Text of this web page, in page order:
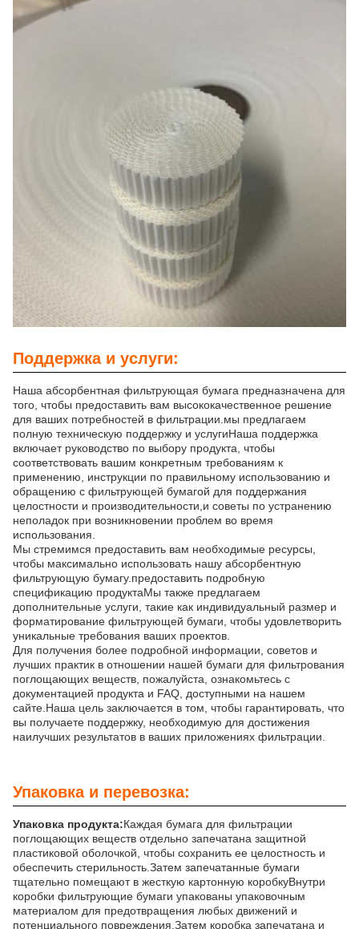
Поддержка и услуги:
Наша абсорбентная фильтрующая бумага предназначена для
того, чтобы предоставить вам высококачественное решение
для ваших потребностей в фильтрации.мы предлагаем
полную техническую поддержку и услугиНаша поддержка
включает руководство по выбору продукта, чтобы
соответствовать вашим конкретным требованиям к
применению, инструкции по правильному использованию и
обращению с фильтрующей бумагой для поддержания
целостности и производительности,и советы по устранению
неполадок при возникновении проблем во время
использования.
Мы стремимся предоставить вам необходимые ресурсы,
чтобы максимально использовать нашу абсорбентную
фильтрующую бумагу.предоставить подробную
спецификацию продуктаМы также предлагаем
дополнительные услуги, такие как индивидуальный размер и
форматирование фильтрующей бумаги, чтобы удовлетворить
уникальные требования ваших проектов.
Для получения более подробной информации, советов и
лучших практик в отношении нашей бумаги для фильтрования
поглощающих веществ, пожалуйста, ознакомьтесь с
документацией продукта и FAQ, доступными на нашем
сайте.Наша цель заключается в том, чтобы гарантировать, что
вы получаете поддержку, необходимую для достижения
наилучших результатов в ваших приложениях фильтрации.
Упаковка и перевозка:
Упаковка продукта:Каждая бумага для фильтрации
поглощающих веществ отдельно запечатана защитной
пластиковой оболочкой, чтобы сохранить ее целостность и
обеспечить стерильность.Затем запечатанные бумаги
тщательно помещают в жесткую картонную коробкуВнутри
коробки фильтрующие бумаги упакованы упаковочным
материалом для предотвращения любых движений и
потенциального повреждения.Затем коробка запечатана и